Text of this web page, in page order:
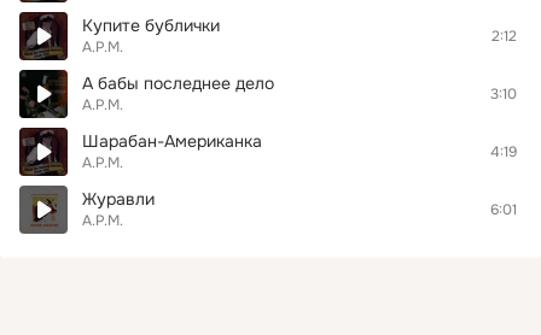
Купите бублички
А.Р.М.
2:12
А бабы последнее дело
А.Р.М.
3:10
Шарабан-Американка
А.Р.М.
4:19
Журавли
А.Р.М.
6:01